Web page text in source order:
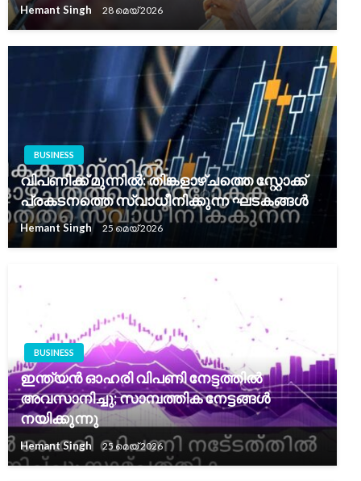
Hemant Singh 28 മെയ്‌ 2026
BUSINESS
വിപണിക്ക് മുന്നിൽ: തിങ്കളാഴ്ചത്തെ സ്റ്റോക്ക്
പ്രകടനത്തെ സ്വാധീനിക്കുന്ന ഘടകങ്ങൾ
Hemant Singh 25 മെയ്‌ 2026
BUSINESS
ഇന്ത്യൻ ഓഹരി വിപണി നേട്ടത്തിൽ
അവസാനിച്ചു; സാമ്പത്തിക നേട്ടങ്ങൾ
നയിക്കുന്നു
Hemant Singh 25 മെയ്‌ 2026